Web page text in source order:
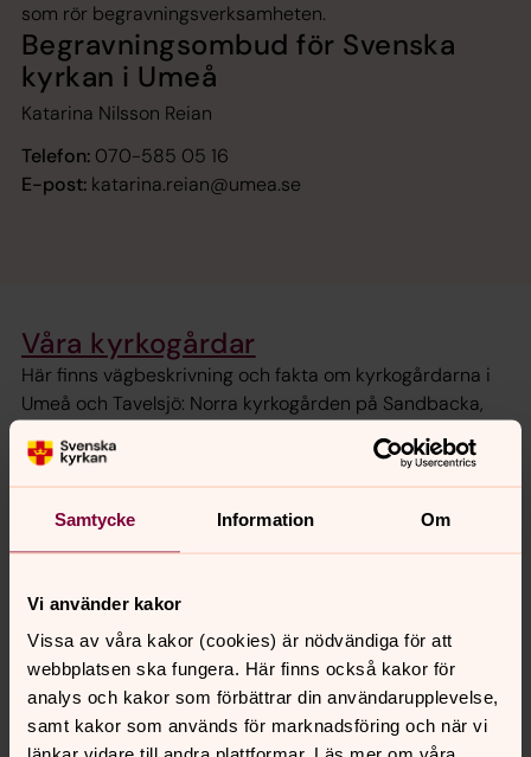
Samtycke Information Om
Vi använder kakor
Vissa av våra kakor (cookies) är nödvändiga för att
webbplatsen ska fungera. Här finns också kakor för
analys och kakor som förbättrar din användarupplevelse,
samt kakor som används för marknadsföring och när vi
som rör begravningsverksamheten.
Begravningsombud för Svenska
kyrkan i Umeå
Katarina Nilsson Reian
Telefon: 070-585 05 16
E-post: katarina.reian@umea.se
Våra kyrkogårdar
Här finns vägbeskrivning och fakta om kyrkogårdarna i
Umeå och Tavelsjö: Norra kyrkogården på Sandbacka,
Västra kyrkogården Väst på stan, Backens kyrkogård,
Röbäcks kyrkogård, Tavelsjö gamla samt Tavelsjö nya
kyrkogård.
Platser för begravningsceremonier
Alla som är folkbokförda i Sverige har rätt till en
Här kan du läsa mer om de lokaler och platser som
kyrkogårdsförvaltningen i Umeå erbjuder.